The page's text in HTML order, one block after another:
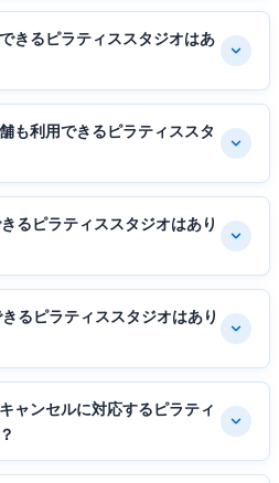
きるピラティススタジオはあ
も利用できるピラティススタ
るピラティススタジオはあり
るピラティススタジオはあり
ャンセルに対応するピラティ